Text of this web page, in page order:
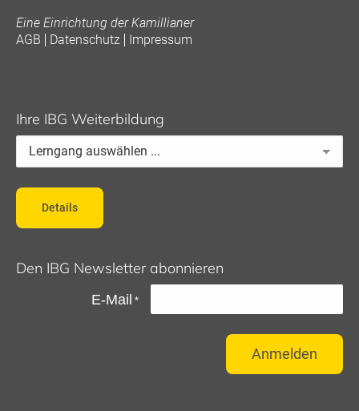
Eine Einrichtung der Kamillianer
AGB
Datenschutz Impressum
Ihre IBG Weiterbildung
Details
Den IBG Newsletter abonnieren
E-Mail *